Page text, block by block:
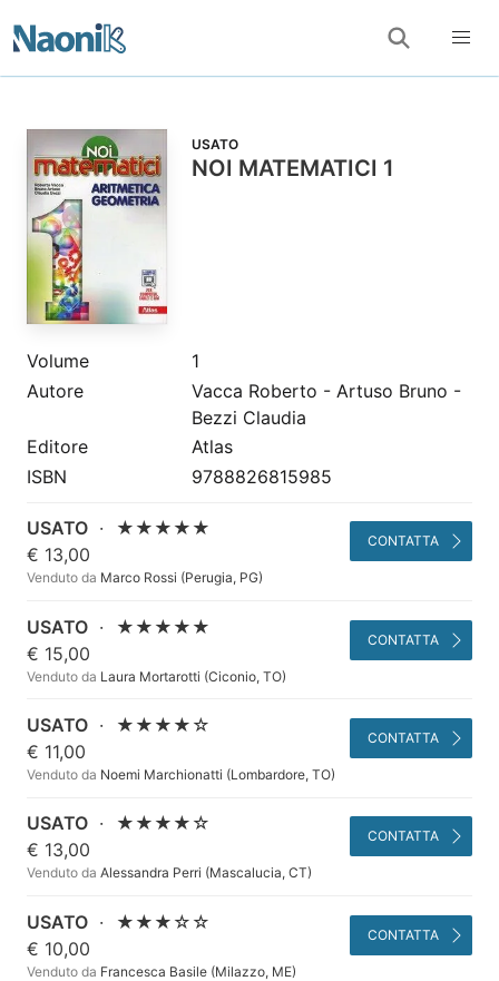
USATO
NOI MATEMATICI 1
Volume
1
Autore
Vacca Roberto - Artuso Bruno -
Bezzi Claudia
Editore
Atlas
ISBN
9788826815985
USATO ·
★★★★★
€ 13,00
Venduto da Marco Rossi (Perugia, PG)
CONTATTA
USATO ·
★★★★★
€ 15,00
Venduto da Laura Mortarotti (Ciconio, TO)
CONTATTA
USATO ·
★★★★☆
€ 11,00
Venduto da Noemi Marchionatti (Lombardore, TO)
CONTATTA
USATO ·
★★★★☆
€ 13,00
Venduto da Alessandra Perri (Mascalucia, CT)
CONTATTA
USATO ·
★★★☆☆
€ 10,00
Venduto da Francesca Basile (Milazzo, ME)
CONTATTA